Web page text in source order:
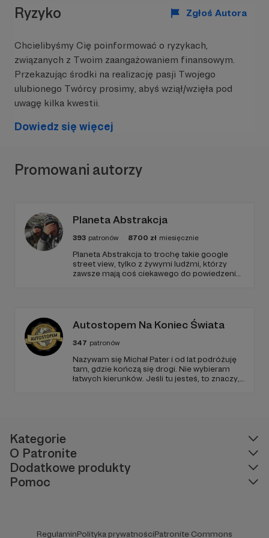
bloga.
Na blogu poruszam szeroką tematykę
przygotowań na trudne czasy oraz sytuacje
kryzysowe jak również bushcraftu i outdooru.
W każdą niedzielę na łamach
artykuł. Są to teksty typowo sprzętowe takie jak:
poradnikowe:
- Woda. Pozyskiwanie i uzdatnianie
lub moje analizy i przemyślenia:
Czy grozi na blackout
treść, opartą na rzetelnej i popartej źródłami
wiedzy oraz moim prywatnym doświadczeniom.
platformie youtube o tej samej nazwie
Ammogdzie publikuję filmy z moich pieszych,
rowerowych i packraftowych wypraw na łono
natury, gdzie chcę pokazać że nie trzeba
wyjeżdżać na drugi koniec świata by trafić na
Ryzyko Zgłoś Autora
Chcielibyśmy Cię poinformować o ryzykach,
związanych z Twoim zaangażowaniem finansowym.
Przekazując środki na realizację pasji Twojego
ulubionego Twórcy prosimy, abyś wziął/wzięła pod
uwagę kilka kwestii.
Dowiedz się więcej
Promowani autorzy
Planeta Abstrakcja
393 patronów 8700 zł miesięcznie
Planeta Abstrakcja to trochę takie google
street view, tylko z żywymi ludźmi, którzy
zawsze mają coś ciekawego do powiedzenia
Autostopem Na Koniec Świata
347 patronów
Nazywam się Michał Pater i od lat podróżuję
tam, gdzie kończą się drogi. Nie wybieram
łatwych kierunków. Jeśli tu jesteś, to znaczy,
Kategorie
O Patronite
Dodatkowe produkty
Pomoc
RegulaminPolityka prywatnościPatronite Commons